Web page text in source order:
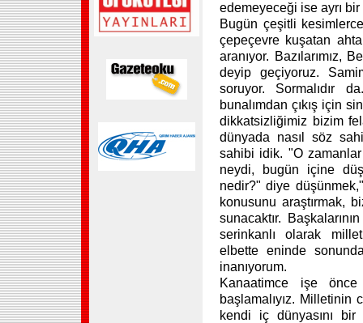
edemeyeceği ise ayrı
Bugün çeşitli
çepeçevre kuşatan
aranıyor. Bazılarımız,
deyip geçiyoruz.
soruyor. Sormalıdır
bunalımdan çıkış için
dikkatsizliğimiz bizim
dünyada nasıl söz
sahibi idik. "O
neydi, bugün içine
nedir?" diye
konusunu araştırmak,
sunacaktır.
serinkanlı olarak
elbette eninde
inanıyorum.
Kanaatimce işe
başlamalıyız.
kendi iç dünyasını